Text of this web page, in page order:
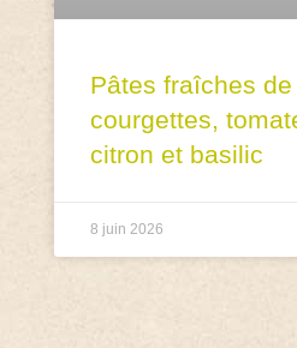
Pâtes fraîches
courgettes,
citron et basilic
8 juin 2026